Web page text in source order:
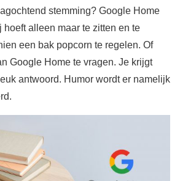
stemming? Google Home
hoeft alleen maar te zitten en te
een bak popcorn te regelen. Of
Google Home te vragen. Je krijgt
antwoord. Humor wordt er namelijk